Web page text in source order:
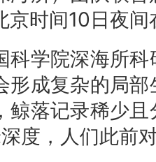
京时间10日夜
学院深海所科
形成复杂的局
鲸落记录稀少
度，人们此前